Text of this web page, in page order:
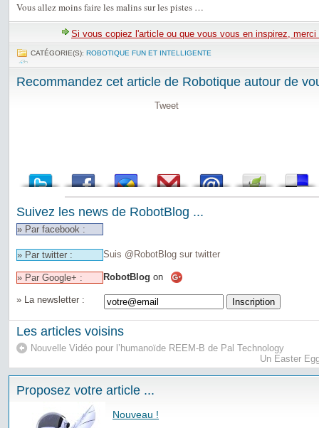
Vous allez moins faire les malins sur les pistes …
Si vous copiez l'article ou que vous vous en inspirez,
CATÉGORIE(S): ROBOTIQUE FUN ET INTELLIGENTE
Recommandez cet article de Robotique autour de
Tweet
Suivez les news de RobotBlog ...
» Par facebook :
» Par twitter : Suis @RobotBlog sur twitter
» Par Google+ : RobotBlog on
» La newsletter :
Les articles voisins
Nouvelle Vidéo pour l’humanoïde REEM-B de Pal Technology
Un Easter
Proposez votre article ...
Nouveau !